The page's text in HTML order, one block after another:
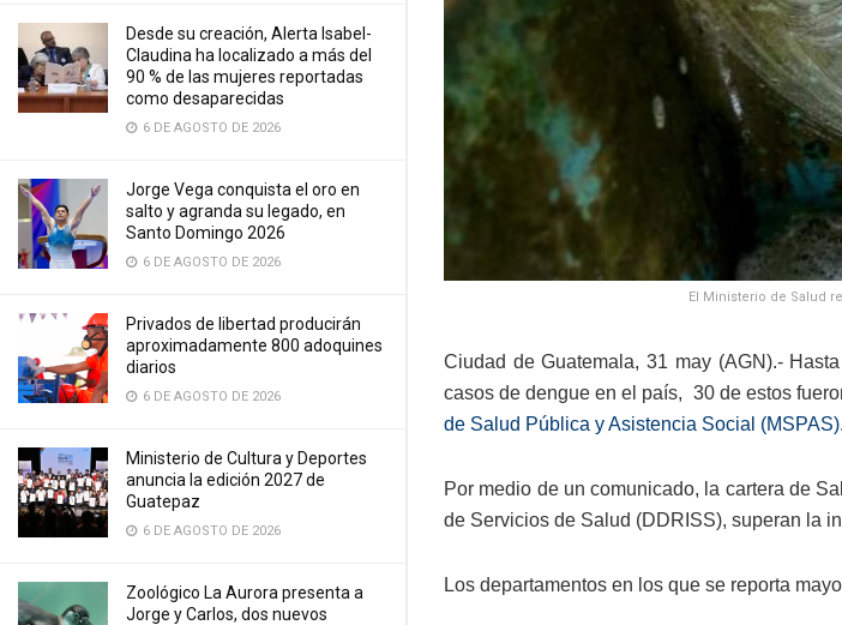
Desde su creación, Alerta Isabel-
Claudina ha localizado a más del
90 % de las mujeres reportadas
como desaparecidas
6 DE AGOSTO DE 2026
Jorge Vega conquista el oro en
salto y agranda su legado, en
Santo Domingo 2026
6 DE AGOSTO DE 2026
Privados de libertad producirán
aproximadamente 800 adoquines
diarios
6 DE AGOSTO DE 2026
Ministerio de Cultura y Deportes
anuncia la edición 2027 de
Guatepaz
6 DE AGOSTO DE 2026
Zoológico La Aurora presenta a
Jorge y Carlos, dos nuevos
El Ministerio de Salud
Ciudad de Guatemala, 31 may (AGN).-
casos de dengue en el país, 30 de estos
de Salud Pública y Asistencia Social (MSPAS).
Por medio de un comunicado, la cartera de
de Servicios de Salud (DDRISS), superan la
Los departamentos en los que se reporta